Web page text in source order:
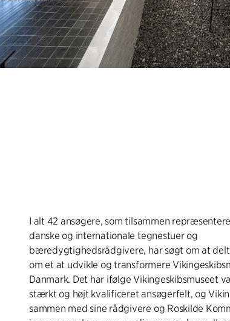
I alt 42 ansøgere, som tilsammen
danske og internationale tegnestuer og
bæredygtighedsrådgivere, har søgt om at
om et at udvikle og transformere
Danmark. Det har ifølge Vikingeskibsmuseet
stærkt og højt kvalificeret ansøgerfelt, og
sammen med sine rådgivere og Roskilde